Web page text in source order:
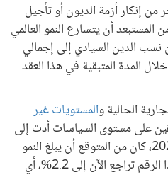
من إنكار أزمة الديون أو تأجيل
المستبعد أن يتسارع النمو العالمي
نسب الدين السيادي إلى إجمالي
خلال المدة المتبقية في هذا العقد
الحالية والمستويات غير
على مستوى السياسات أدت إلى
قتامة آفاق النمو. ففي مطلع 2025، كان من المتوقع أن يبلغ النمو
العالمي 2.6% هذا العام، لكن هذا الرقم تراجع الآن إلى 2.2%، أي